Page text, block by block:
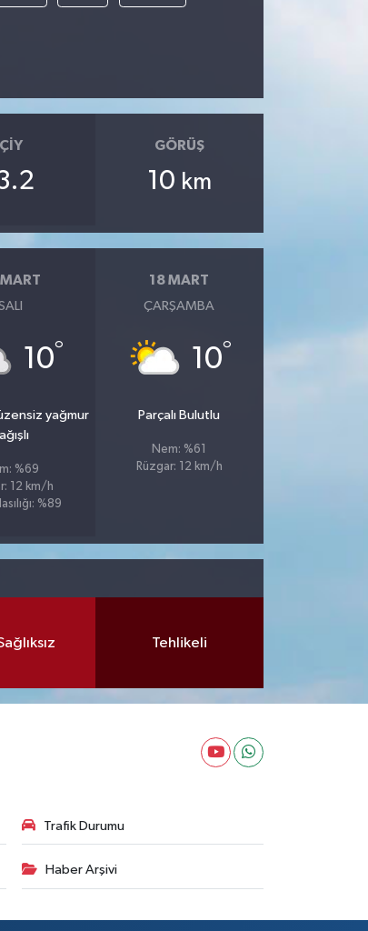
ÇIY GÖRÜŞ
10 km
10°
yağmur
%69
12 km/h
%89
18 MART
ÇARŞAMBA
10°
Parçalı Bulutlu
Nem: %61
Rüzgar: 12 km/h
Tehlikeli
Trafik Durumu
Haber Arşivi